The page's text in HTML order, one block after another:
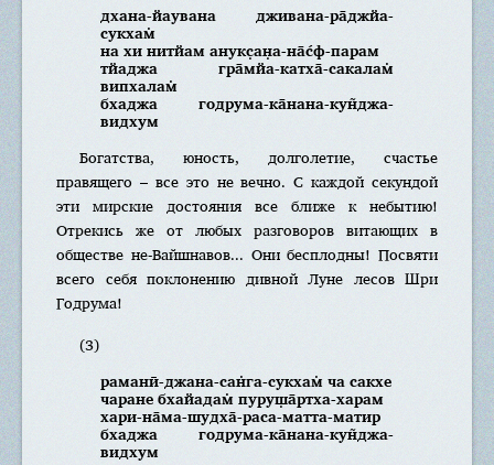
дхана-йаувана дживана-ра̄джйа-
сукхам̇
на хи нитйам анукс̣ан̣а-на̄с́ф-парам
тйаджа гра̄мйа-катха̄-сакалам̇
випхалам̇
бхаджа годрума-ка̄нана-кун̃джа-
видхум
Богатства, юность, долголетие, счастье
правящего – все это не вечно. С каждой секундой
эти мирские достояния все ближе к небытию!
Отрекись же от любых разговоров витающих в
обществе не-Вайшнавов... Они бесплодны! Посвяти
всего себя поклонению дивной Луне лесов Шри
Годрума!
(3)
раманӣ-джана-сан̇га-сукхам̇ ча сакхе
чаране бхайадам̇ пуруш̣а̄ртха-харам
хари-на̄ма-шудха̄-раса-матта-матир
бхаджа годрума-ка̄нана-кун̃джа-
видхум